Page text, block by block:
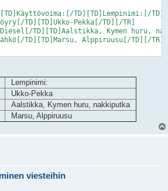
TD][TD]Lempinimi:[/
TD][TD]Ukko-Pekka[/TD][/TR]
TD][TD]Aalstikka, Kymen huru,
TD][TD]Marsu, Alppiruusu[/TD][/TR]
Lempinimi:
Ukko-Pekka
Aalstikka, Kymen huru, nakkiputka
Marsu, Alppiruusu
viesteihin